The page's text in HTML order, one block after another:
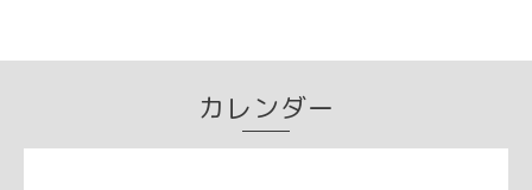
カレンダー